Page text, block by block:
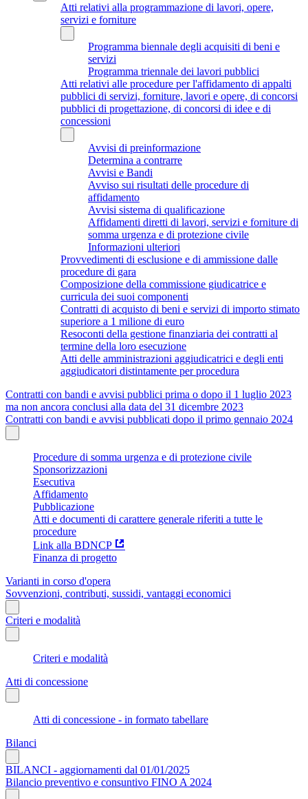
Atti relativi alla programmazione di lavori, opere,
servizi e forniture
Programma biennale degli acquisiti di beni e
servizi
Programma triennale dei lavori pubblici
Atti relativi alle procedure per l'affidamento di appalti
pubblici di servizi, forniture, lavori e opere, di concorsi
pubblici di progettazione, di concorsi di idee e di
concessioni
Avvisi di preinformazione
Determina a contrarre
Avvisi e Bandi
Avviso sui risultati delle procedure di
affidamento
Avvisi sistema di qualificazione
Affidamenti diretti di lavori, servizi e forniture di
somma urgenza e di protezione civile
Informazioni ulteriori
Provvedimenti di esclusione e di ammissione dalle
procedure di gara
Composizione della commissione giudicatrice e
curricula dei suoi componenti
Contratti di acquisto di beni e servizi di importo stimato
superiore a 1 milione di euro
Resoconti della gestione finanziaria dei contratti al
termine della loro esecuzione
Atti delle amministrazioni aggiudicatrici e degli enti
aggiudicatori distintamente per procedura
Contratti con bandi e avvisi pubblici prima o dopo il 1 luglio 2023
ma non ancora conclusi alla data del 31 dicembre 2023
Contratti con bandi e avvisi pubblicati dopo il primo gennaio 2024
Procedure di somma urgenza e di protezione civile
Sponsorizzazioni
Esecutiva
Affidamento
Pubblicazione
Atti e documenti di carattere generale riferiti a tutte le
procedure
Link alla BDNCP
Finanza di progetto
Varianti in corso d'opera
Sovvenzioni, contributi, sussidi, vantaggi economici
Criteri e modalità
Criteri e modalità
Atti di concessione
Atti di concessione - in formato tabellare
Bilanci
BILANCI - aggiornamenti dal 01/01/2025
Bilancio preventivo e consuntivo FINO A 2024